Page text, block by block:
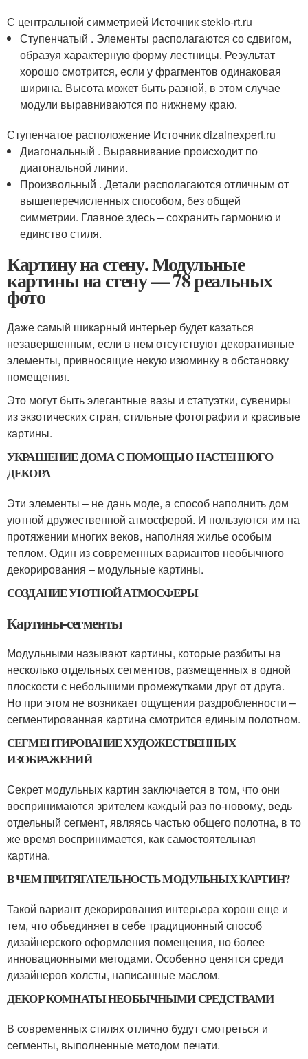
С центральной симметрией Источник steklo-rt.ru
Ступенчатый . Элементы располагаются со сдвигом,
образуя характерную форму лестницы. Результат
хорошо смотрится, если у фрагментов одинаковая
ширина. Высота может быть разной, в этом случае
модули выравниваются по нижнему краю.
Ступенчатое расположение Источник dizainexpert.ru
Диагональный . Выравнивание происходит по
диагональной линии.
Произвольный . Детали располагаются отличным от
вышеперечисленных способом, без общей
симметрии. Главное здесь – сохранить гармонию и
единство стиля.
Картину на стену. Модульные
картины на стену — 78 реальных
фото
Даже самый шикарный интерьер будет казаться
незавершенным, если в нем отсутствуют декоративные
элементы, привносящие некую изюминку в обстановку
помещения.
Это могут быть элегантные вазы и статуэтки, сувениры
из экзотических стран, стильные фотографии и красивые
картины.
УКРАШЕНИЕ ДОМА С ПОМОЩЬЮ НАСТЕННОГО
ДЕКОРА
Эти элементы – не дань моде, а способ наполнить дом
уютной дружественной атмосферой. И пользуются им на
протяжении многих веков, наполняя жилье особым
теплом. Один из современных вариантов необычного
декорирования – модульные картины.
СОЗДАНИЕ УЮТНОЙ АТМОСФЕРЫ
Картины-сегменты
Модульными называют картины, которые разбиты на
несколько отдельных сегментов, размещенных в одной
плоскости с небольшими промежутками друг от друга.
Но при этом не возникает ощущения раздробленности –
сегментированная картина смотрится единым полотном.
СЕГМЕНТИРОВАНИЕ ХУДОЖЕСТВЕННЫХ
ИЗОБРАЖЕНИЙ
Секрет модульных картин заключается в том, что они
воспринимаются зрителем каждый раз по-новому, ведь
отдельный сегмент, являясь частью общего полотна, в то
же время воспринимается, как самостоятельная
картина.
В ЧЕМ ПРИТЯГАТЕЛЬНОСТЬ МОДУЛЬНЫХ КАРТИН?
Такой вариант декорирования интерьера хорош еще и
тем, что объединяет в себе традиционный способ
дизайнерского оформления помещения, но более
инновационными методами. Особенно ценятся среди
дизайнеров холсты, написанные маслом.
ДЕКОР КОМНАТЫ НЕОБЫЧНЫМИ СРЕДСТВАМИ
В современных стилях отлично будут смотреться и
сегменты, выполненные методом печати.